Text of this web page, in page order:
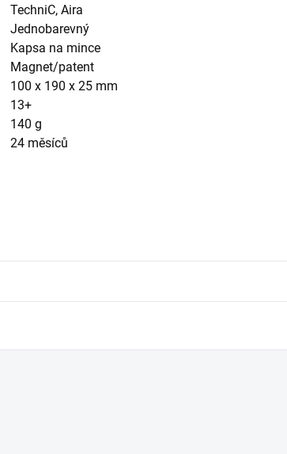
TechniC, Aira
Jednobarevný
Kapsa na mince
Magnet/patent
100 x 190 x 25 mm
13+
140 g
24 měsíců